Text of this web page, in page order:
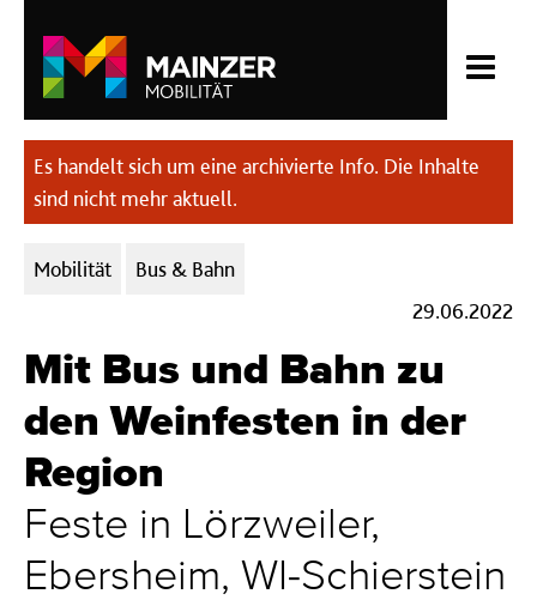
Es handelt sich um eine archivierte Info. Die Inhalte
sind nicht mehr aktuell.
Kategorien:
Mobilität
Bus & Bahn
29.06.2022
Mit Bus und Bahn zu
den Weinfesten in der
Region
Feste in Lörzweiler,
Ebersheim, WI-Schierstein